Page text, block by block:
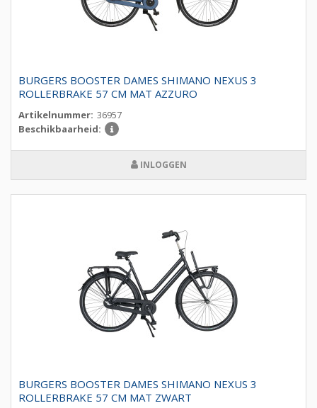
BURGERS BOOSTER DAMES SHIMANO NEXUS 3
ROLLERBRAKE 57 CM MAT AZZURO
Artikelnummer: 36957
Beschikbaarheid:
INLOGGEN
BURGERS BOOSTER DAMES SHIMANO NEXUS 3
ROLLERBRAKE 57 CM MAT ZWART